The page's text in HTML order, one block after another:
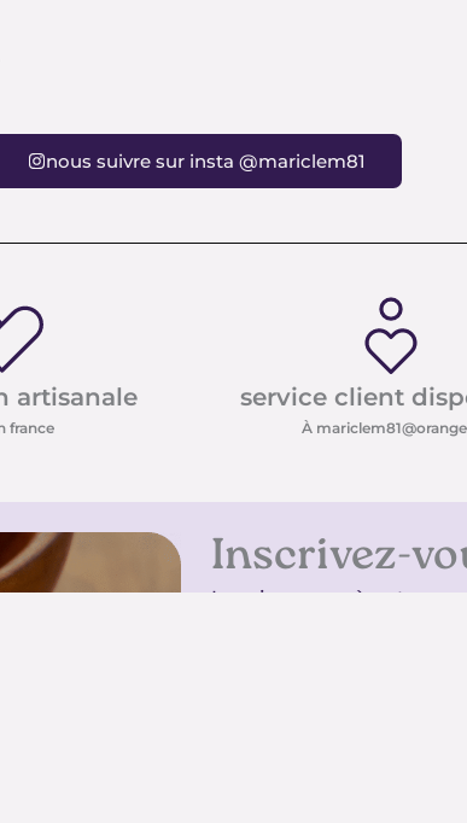
nous suivre sur insta @mariclem81
artisanale
france
service client
À
Inscrivez-
Inscrivez-vous à notre